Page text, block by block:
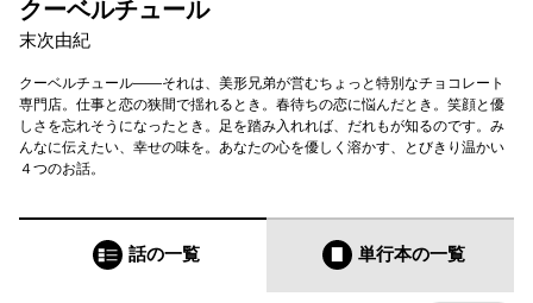
クーベルチュール
末次由紀
クーベルチュール――それは、美形兄弟が営むちょっと特別なチョコレート
専門店。仕事と恋の狭間で揺れるとき。春待ちの恋に悩んだとき。笑顔と優
しさを忘れそうになったとき。足を踏み入れれば、だれもが知るのです。み
んなに伝えたい、幸せの味を。あなたの心を優しく溶かす、とびきり温かい
４つのお話。
話の一覧 単行本の一覧